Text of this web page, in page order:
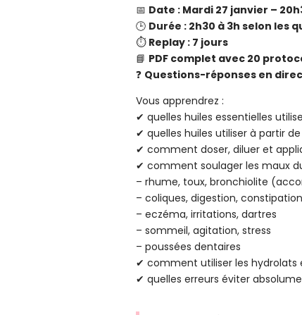
📅 Date : Mardi 27 janvier –
🕒 Durée : 2h30 à 3h selon les
⏱️ Replay : 7 jours
📘 PDF complet avec 20
❓ Questions-réponses en
Vous apprendrez :
✔ quelles huiles essentielles
✔ quelles huiles utiliser à partir de
✔ comment doser, diluer et
✔ comment soulager les maux
– rhume, toux, bronchiolite
– coliques, digestion,
– eczéma, irritations, dartres
– sommeil, agitation, stress
– poussées dentaires
✔ comment utiliser les hydrolats
✔ quelles erreurs éviter